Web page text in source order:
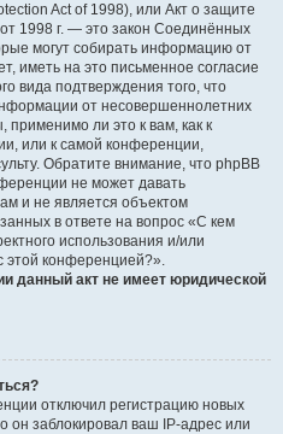
Act of 1998), или Акт о защите
1998 г. — это закон Соединённых
могут собирать информацию от
иметь на это письменное согласие
вида подтверждения того, что
от несовершеннолетних
ли это к вам, как к
или к самой конференции,
Обратите внимание, что phpBB
не может давать
и не является объектом
в ответе на вопрос «С кем
использования и/или
этой конференцией?».
данный акт не имеет юридической
отключил регистрацию новых
он заблокировал ваш IP-адрес или